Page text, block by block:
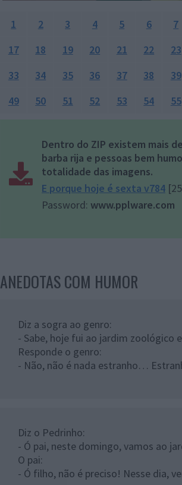
1 2 3 4 5 6 7
17
18 19 20 21 22 23
33
34 35 36 37 38 39
49
50 51 52 53 54 55
Dentro do ZIP existem mais
barba rija e pessoas bem
totalidade das imagens.
E porque hoje é sexta v784
Password: www.pplware.com
ANEDOTAS COM HUMOR
Diz a sogra ao genro:
- Sabe, hoje fui ao jardim zoológico
Responde o genro:
- Não, não é nada estranho…
Diz o Pedrinho:
- Ó pai, neste domingo, vamos ao
O pai:
- Ó filho, não é preciso! Nesse dia,